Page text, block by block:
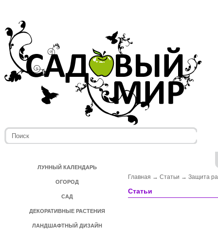
ЛУННЫЙ КАЛЕНДАРЬ
ОГОРОД
САД
ДЕКОРАТИВНЫЕ РАСТЕНИЯ
ЛАНДШАФТНЫЙ ДИЗАЙН
Главная → Статьи → Защита
Статьи